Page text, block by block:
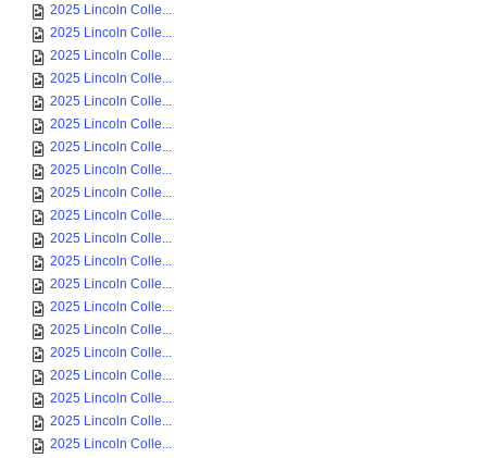
2025 Lincoln Colle...
2025 Lincoln Colle...
2025 Lincoln Colle...
2025 Lincoln Colle...
2025 Lincoln Colle...
2025 Lincoln Colle...
2025 Lincoln Colle...
2025 Lincoln Colle...
2025 Lincoln Colle...
2025 Lincoln Colle...
2025 Lincoln Colle...
2025 Lincoln Colle...
2025 Lincoln Colle...
2025 Lincoln Colle...
2025 Lincoln Colle...
2025 Lincoln Colle...
2025 Lincoln Colle...
2025 Lincoln Colle...
2025 Lincoln Colle...
2025 Lincoln Colle...